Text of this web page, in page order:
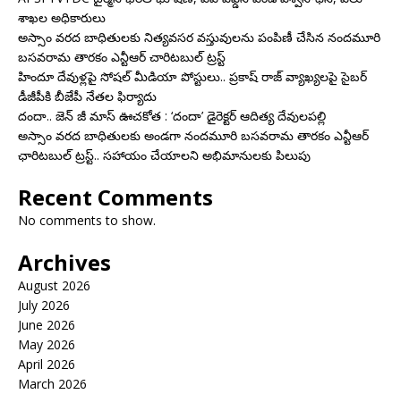
శాఖల అధికారులు
అస్సాం వరద బాధితులకు నిత్యవసర వస్తువులను పంపిణీ చేసిన నందమూరి
బసవరామ తారకం ఎన్టీఆర్ చారిటబుల్ ట్రస్ట్
హిందూ దేవుళ్లపై సోషల్ మీడియా పోస్టులు.. ప్రకాష్ రాజ్ వ్యాఖ్యలపై సైబర్
డీజీపీకి బీజేపీ నేతల ఫిర్యాదు
దందా.. జెన్ జీ మాస్ ఊచకోత : ‘దందా’ డైరెక్ట‌ర్ ఆదిత్య దేవులపల్లి
అస్సాం వరద బాధితులకు అండగా నందమూరి బసవరామ తారకం ఎన్టీఆర్
ఛారిటబుల్ ట్రస్ట్.. సహాయం చేయాలని అభిమానులకు పిలుపు
Recent Comments
No comments to show.
Archives
August 2026
July 2026
June 2026
May 2026
April 2026
March 2026